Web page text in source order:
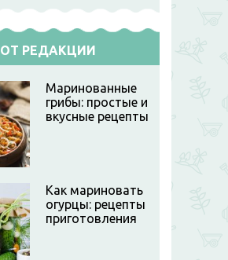
ОТ РЕДАКЦИИ
Маринованные
грибы: простые и
вкусные рецепты
Как мариновать
огурцы: рецепты
приготовления